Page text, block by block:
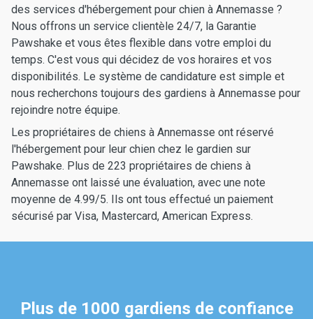
des services d'hébergement pour chien à Annemasse ?
Nous offrons un service clientèle 24/7, la Garantie
Pawshake et vous êtes flexible dans votre emploi du
temps. C'est vous qui décidez de vos horaires et vos
disponibilités. Le système de candidature est simple et
nous recherchons toujours des gardiens à Annemasse pour
rejoindre notre équipe.
Les propriétaires de chiens à Annemasse ont réservé
l'hébergement pour leur chien chez le gardien sur
Pawshake. Plus de 223 propriétaires de chiens à
Annemasse ont laissé une évaluation, avec une note
moyenne de 4.99/5. Ils ont tous effectué un paiement
sécurisé par Visa, Mastercard, American Express.
Plus de 1000 gardiens de confiance